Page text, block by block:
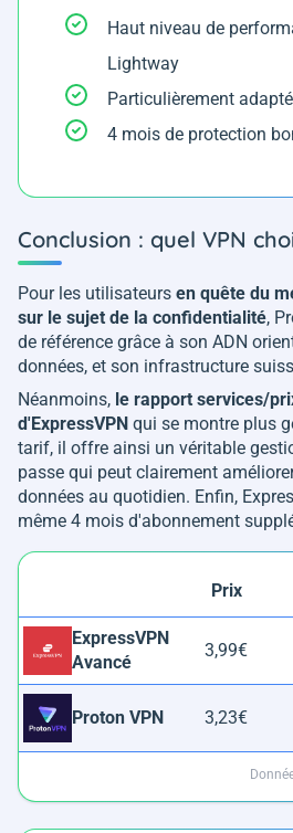
Haut niveau de
Lightway
Particulièrement
4 mois de protection
Conclusion : quel VPN
Pour les utilisateurs en quête du
sur le sujet de la confidentialité,
de référence grâce à son ADN
données, et son infrastructure
Néanmoins, le rapport services/
d'ExpressVPN qui se montre plus
tarif, il offre ainsi un véritable
passe qui peut clairement
données au quotidien. Enfin,
même 4 mois d'abonnement
Prix
ExpressVPN
Avancé
3,99€
Proton VPN 3,23€